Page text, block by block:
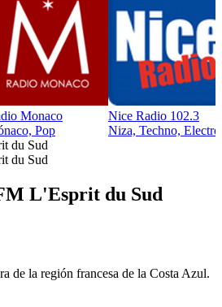
Monaco
Pop
Nice Radio 102.3
Niza, Techno, Electro
du Sud
du Sud
L'Esprit du Sud
de la región francesa de la Costa Azul.